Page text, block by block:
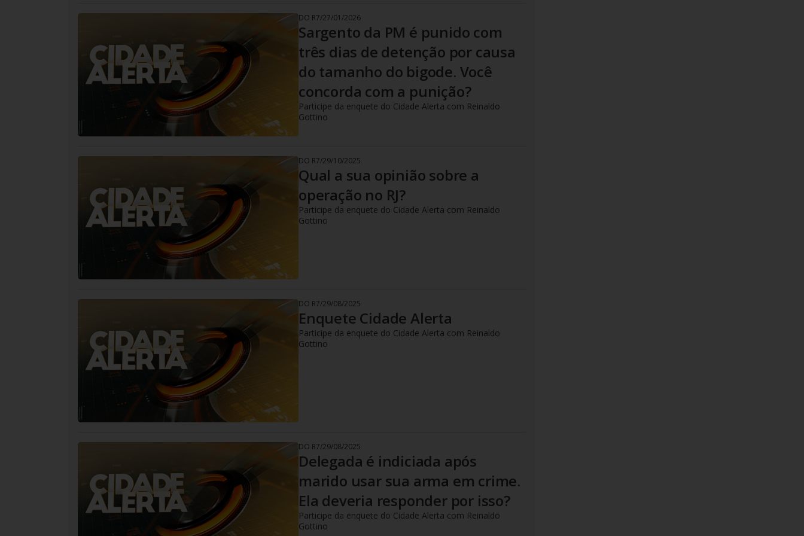
DO R7/27/01/2026
Sargento da PM é punido com
três dias de detenção por causa
do tamanho do bigode. Você
concorda com a punição?
Participe da enquete do Cidade Alerta com Reinaldo
Gottino
DO R7/29/10/2025
Qual a sua opinião sobre a
operação no RJ?
Participe da enquete do Cidade Alerta com Reinaldo
Gottino
DO R7/29/08/2025
Enquete Cidade Alerta
Participe da enquete do Cidade Alerta com Reinaldo
Gottino
DO R7/29/08/2025
Delegada é indiciada após
marido usar sua arma em crime.
Ela deveria responder por isso?
Participe da enquete do Cidade Alerta com Reinaldo
Gottino